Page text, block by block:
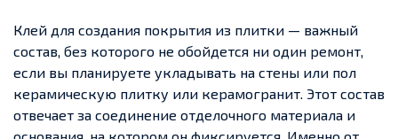
Клей для создания покрытия из плитки — важный
состав, без которого не обойдется ни один ремонт,
если вы планируете укладывать на стены или пол
керамическую плитку или керамогранит. Этот состав
отвечает за соединение отделочного материала и